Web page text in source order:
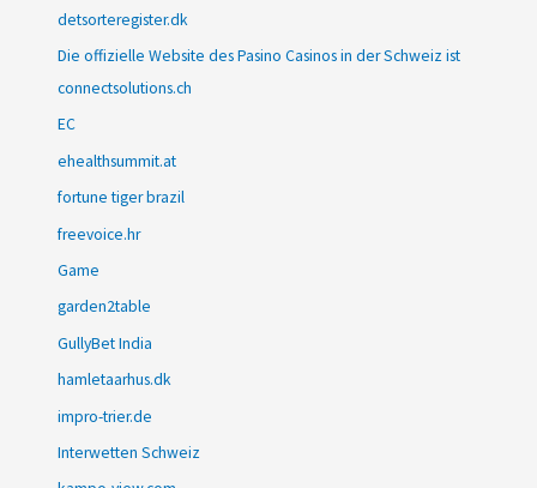
detsorteregister.dk
Die offizielle Website des Pasino Casinos in der Schweiz ist
connectsolutions.ch
EC
ehealthsummit.at
fortune tiger brazil
freevoice.hr
Game
garden2table
GullyBet India
hamletaarhus.dk
impro-trier.de
Interwetten Schweiz